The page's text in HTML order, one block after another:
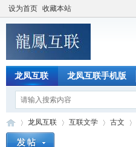
设为首页 收藏本站
龙凤互联 龙凤互联手机版
龙凤互联 互联文学 古文